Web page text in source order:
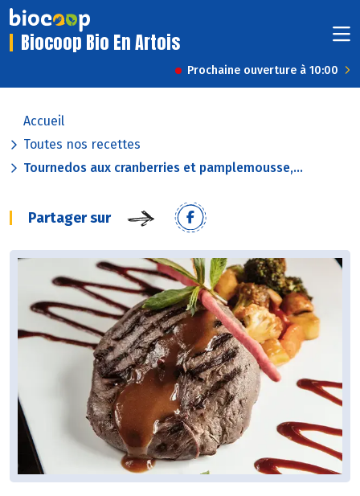
Biocoop Bio En Artois
Prochaine ouverture à 10:00
Accueil
Toutes nos recettes
Tournedos aux cranberries et pamplemousse,...
Partager sur